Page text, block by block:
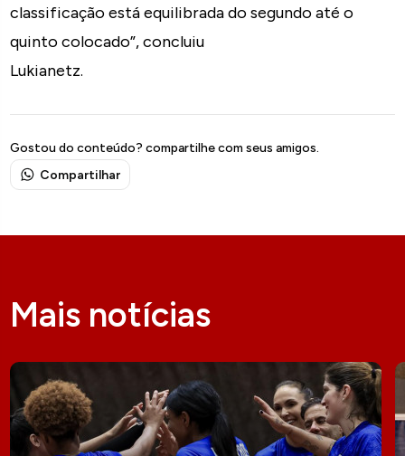
classificação está equilibrada do segundo até o
quinto colocado”, concluiu
Lukianetz.
Gostou do conteúdo? compartilhe com seus amigos.
Compartilhar
Mais notícias